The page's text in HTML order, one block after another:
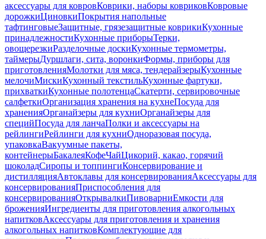
аксессуары для ковровКоврики, наборы ковриковКовровые
дорожкиЦиновкиПокрытия напольные
тафтинговыеЗащитные, грязезащитные коврикиКухонные
принадлежностиКухонные приборыТерки,
овощерезкиРазделочные доскиКухонные термометры,
таймерыДуршлаги, сита, воронкиФормы, приборы для
приготовленияМолотки для мяса, тендерайзерыКухонные
мелочиМискиКухонный текстильКухонные фартуки,
прихваткиКухонные полотенцаСкатерти, сервировочные
салфеткиОрганизация хранения на кухнеПосуда для
храненияОрганайзеры для кухниОрганайзеры для
специйПосуда для ланчаПолки и аксессуары на
рейлингиРейлинги для кухниОдноразовая посуда,
упаковкаВакуумные пакеты,
контейнерыБакалеяКофеЧайЦикорий, какао, горячий
шоколадСиропы и топпингиКонсервирование и
дистилляцияАвтоклавы для консервированияАксессуары для
консервированияПриспособления для
консервированияОткрывалкиПивоварниЕмкости для
броженияИнгредиенты для приготовления алкогольных
напитковАксессуары для приготовления и хранения
алкогольных напитковКомплектующие для